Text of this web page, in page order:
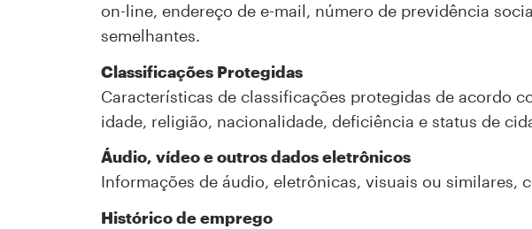
on-line, endereço de e-mail, número de previdência
semelhantes.
Classificações Protegidas
Características de classificações protegidas de acordo
idade, religião, nacionalidade, deficiência e status de
Áudio, vídeo e outros dados eletrônicos
Informações de áudio, eletrônicas, visuais ou similares,
Histórico de emprego